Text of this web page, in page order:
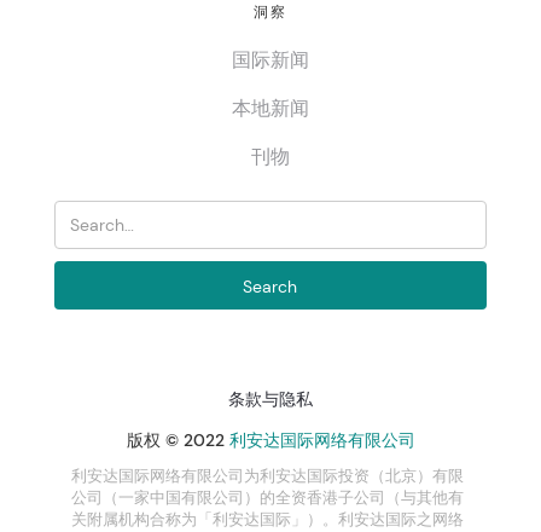
洞察
国际新闻
本地新闻
刊物
条款与隐私
版权 © 2022 利安达国际网络有限公司
利安达国际网络有限公司为利安达国际投资（北京）有限
公司（一家中国有限公司）的全资香港子公司（与其他有
关附属机构合称为「利安达国际」）。利安达国际之网络